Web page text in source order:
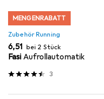
MENGENRABATT
Zubehör Running
EUR
6,51 bei 2 Stück
Fasi Aufrollautomatik
3